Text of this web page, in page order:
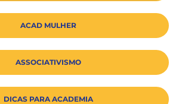
ACAD MULHER
ASSOCIATIVISMO
DICAS PARA ACADEMIA